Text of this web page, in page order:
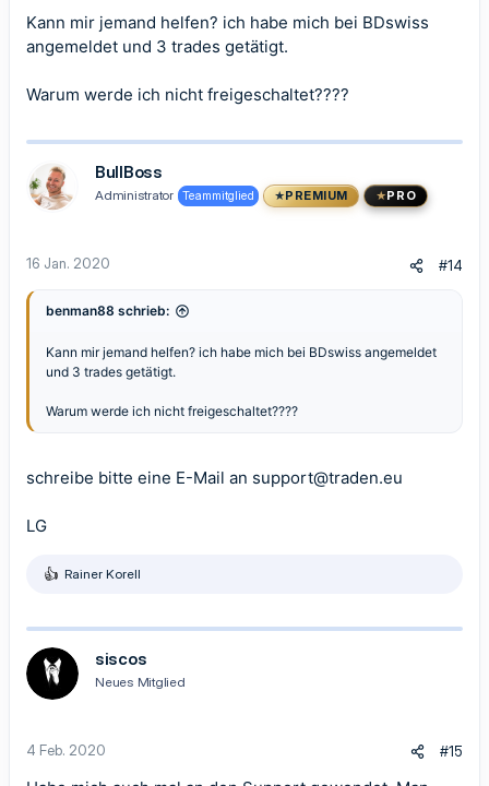
Kann mir jemand helfen? ich habe mich bei BDswiss
angemeldet und 3 trades getätigt.
Warum werde ich nicht freigeschaltet????
BullBoss
Administrator Teammitglied PREMIUM PRO
16 Jan. 2020 #14
benman88 schrieb:
Kann mir jemand helfen? ich habe mich bei BDswiss angemeldet
und 3 trades getätigt.
Warum werde ich nicht freigeschaltet????
schreibe bitte eine E-Mail an support@traden.eu
LG
R
k
t
i
o
n
:
Rainer Korell
siscos
Neues Mitglied
4 Feb. 2020 #15